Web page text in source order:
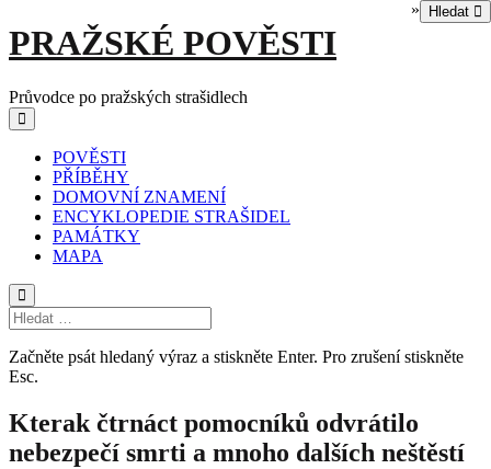
Skip
to
PRAŽSKÉ POVĚSTI
Průvodce po pražských strašidlech
Main
navigation
POVĚSTI
PŘÍBĚHY
DOMOVNÍ ZNAMENÍ
ENCYKLOPEDIE STRAŠIDEL
PAMÁTKY
MAPA
» Hledat
Začněte psát hledaný výraz a stiskněte Enter. Pro zrušení stiskněte
Esc.
Kterak čtrnáct pomocníků odvrátilo
nebezpečí smrti a mnoho dalších neštěstí